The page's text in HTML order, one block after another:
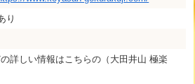
り
詳しい情報はこちらの（大田井山 極楽